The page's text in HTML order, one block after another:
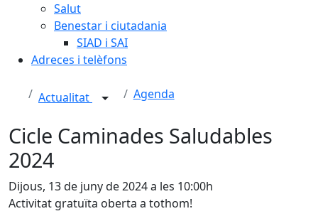
Salut
Benestar i ciutadania
SIAD i SAI
Adreces i telèfons
Actualitat Agenda
Cicle Caminades Saludables
2024
Dijous, 13 de juny de 2024 a les 10:00h
Activitat gratuïta oberta a tothom!